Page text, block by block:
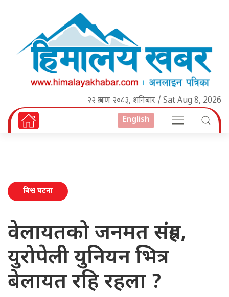
२२ श्रावण २०८३, शनिबार / Sat Aug 8, 2026
English
बिश्व घटना
वेलायतको जनमत संग्रह,
युरोपेली युनियन भित्र
बेलायत रहि रहला ?